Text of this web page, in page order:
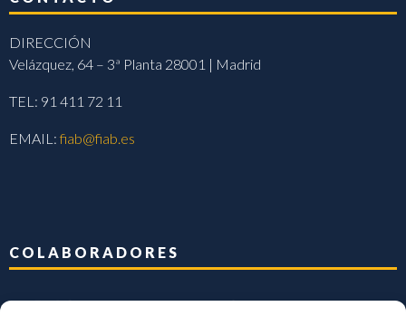
DIRECCIÓN
Velázquez, 64 – 3ª Planta 28001 | Madrid
TEL: 91 411 72 11
EMAIL:fiab@fiab.es
COLABORADORES